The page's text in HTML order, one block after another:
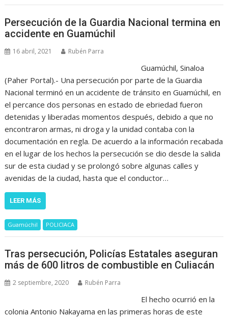
Persecución de la Guardia Nacional termina en
accidente en Guamúchil
16 abril, 2021 Rubén Parra
Guamúchil, Sinaloa
(Paher Portal).- Una persecución por parte de la Guardia
Nacional terminó en un accidente de tránsito en Guamúchil, en
el percance dos personas en estado de ebriedad fueron
detenidas y liberadas momentos después, debido a que no
encontraron armas, ni droga y la unidad contaba con la
documentación en regla. De acuerdo a la información recabada
en el lugar de los hechos la persecución se dio desde la salida
sur de esta ciudad y se prolongó sobre algunas calles y
avenidas de la ciudad, hasta que el conductor…
LEER MÁS
Guamúchil POLICIACA
Tras persecución, Policías Estatales aseguran
más de 600 litros de combustible en Culiacán
2 septiembre, 2020 Rubén Parra
El hecho ocurrió en la
colonia Antonio Nakayama en las primeras horas de este